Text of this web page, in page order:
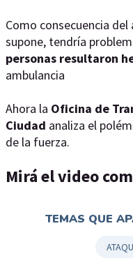
Como consecuencia
supone, tendría
personas resultaron
ambulancia
Ahora la Oficina de
Ciudad analiza el
de la fuerza.
Mirá el video
TEMAS QUE